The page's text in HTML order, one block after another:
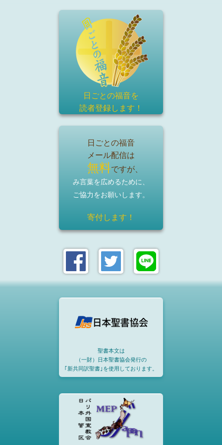
日ごとの福音を
読者登録します！
日ごとの福音
メール配信は
無料ですが、
み言葉を広めるために、
ご協力をお願いします。
寄付します！
聖書本文は
（一財）日本聖書協会発行の
｢新共同訳聖書｣を使用しております。